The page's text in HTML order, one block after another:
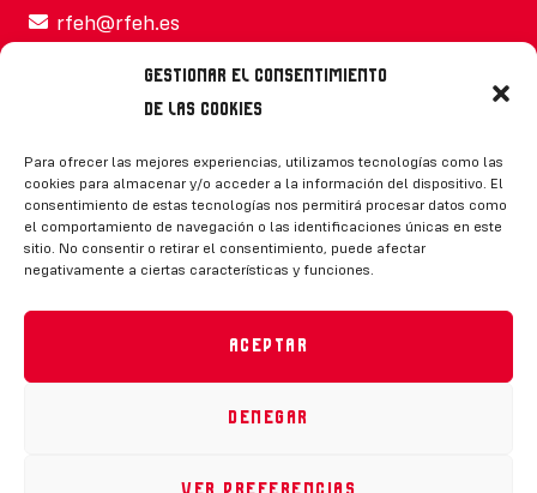
Gestionar el consentimiento
de las cookies
Para ofrecer las mejores experiencias, utilizamos tecnologías como las
cookies para almacenar y/o acceder a la información del dispositivo. El
consentimiento de estas tecnologías nos permitirá procesar datos como
el comportamiento de navegación o las identificaciones únicas en este
sitio. No consentir o retirar el consentimiento, puede afectar
negativamente a ciertas características y funciones.
Aceptar
Denegar
rfeh@rfeh.es
Síguenos